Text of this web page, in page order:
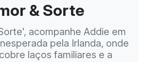
& Sorte
acompanhe Addie em
pela Irlanda, onde
laços familiares e a